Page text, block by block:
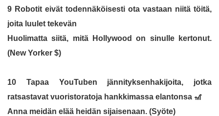
9 Robotit eivät todennäköisesti ota vastaan ​​niitä töitä,
joita luulet tekevän
Huolimatta siitä, mitä Hollywood on sinulle kertonut.
(New Yorker $)
10 Tapaa YouTuben jännityksenhakijoita, jotka
ratsastavat vuoristoratoja hankkimassa elantonsa 🎢
Anna meidän elää heidän sijaisenaan. (Syöte)